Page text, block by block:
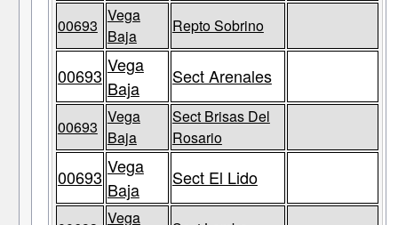
00693
Vega
Baja
Repto Sobrino
00693 Vega
Baja
Sect Arenales
00693
Vega
Baja
Sect Brisas Del
Rosario
00693 Vega
Baja
Sect El Lido
Vega